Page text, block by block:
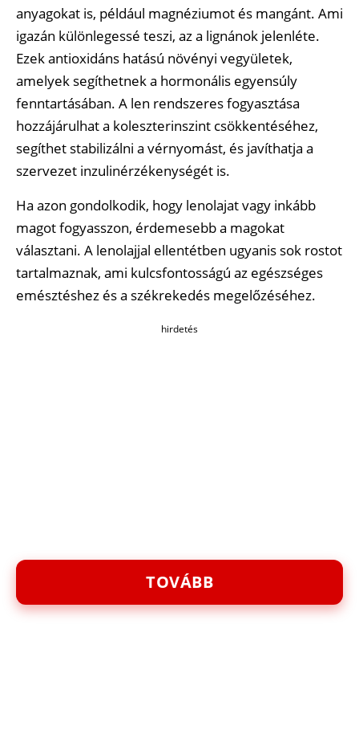
anyagokat is, például magnéziumot és mangánt. Ami
igazán különlegessé teszi, az a lignánok jelenléte.
Ezek antioxidáns hatású növényi vegyületek,
amelyek segíthetnek a hormonális egyensúly
fenntartásában. A len rendszeres fogyasztása
hozzájárulhat a koleszterinszint csökkentéséhez,
segíthet stabilizálni a vérnyomást, és javíthatja a
szervezet inzulinérzékenységét is.
Ha azon gondolkodik, hogy lenolajat vagy inkább
magot fogyasszon, érdemesebb a magokat
választani. A lenolajjal ellentétben ugyanis sok rostot
tartalmaznak, ami kulcsfontosságú az egészséges
emésztéshez és a székrekedés megelőzéséhez.
hirdetés
TOVÁBB